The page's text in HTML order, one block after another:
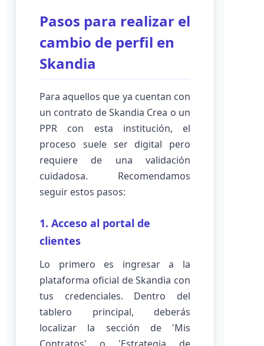
Pasos para realizar el
cambio de perfil en
Skandia
Para aquellos que ya cuentan con
un contrato de Skandia Crea o un
PPR con esta institución, el
proceso suele ser digital pero
requiere de una validación
cuidadosa. Recomendamos
seguir estos pasos:
1. Acceso al portal de
clientes
Lo primero es ingresar a la
plataforma oficial de Skandia con
tus credenciales. Dentro del
tablero principal, deberás
localizar la sección de 'Mis